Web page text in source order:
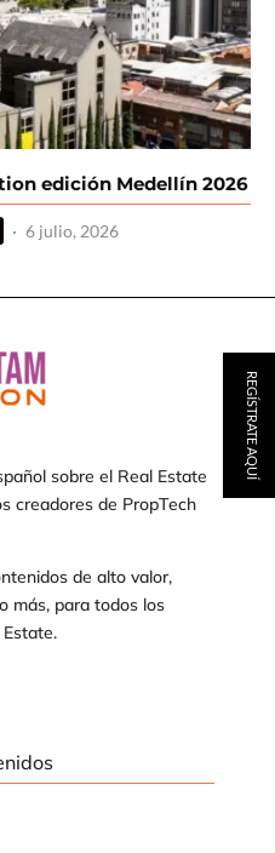
edición Medellín 2026
· 6 julio, 2026
sobre el Real Estate
creadores de PropTech
de alto valor,
más, para todos los
REGÍSTRATE AQUÍ